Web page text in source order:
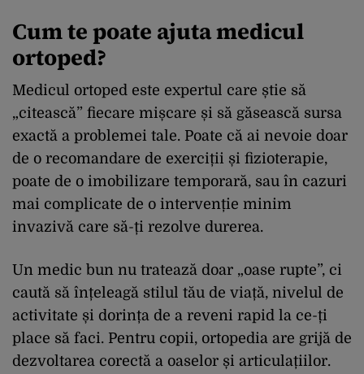
Cum te poate ajuta medicul
ortoped?
Medicul ortoped este expertul care știe să
„citească” fiecare mișcare și să găsească sursa
exactă a problemei tale. Poate că ai nevoie doar
de o recomandare de exerciții și fizioterapie,
poate de o imobilizare temporară, sau în cazuri
mai complicate de o intervenție minim
invazivă care să-ți rezolve durerea.
Un medic bun nu tratează doar „oase rupte”, ci
caută să înțeleagă stilul tău de viață, nivelul de
activitate și dorința de a reveni rapid la ce-ți
place să faci. Pentru copii, ortopedia are grijă de
dezvoltarea corectă a oaselor și articulațiilor.